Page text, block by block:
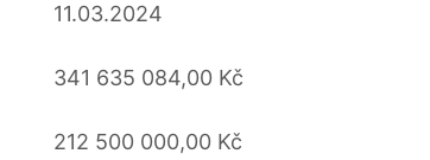
11.03.2024
341 635 084,00 Kč
212 500 000,00 Kč